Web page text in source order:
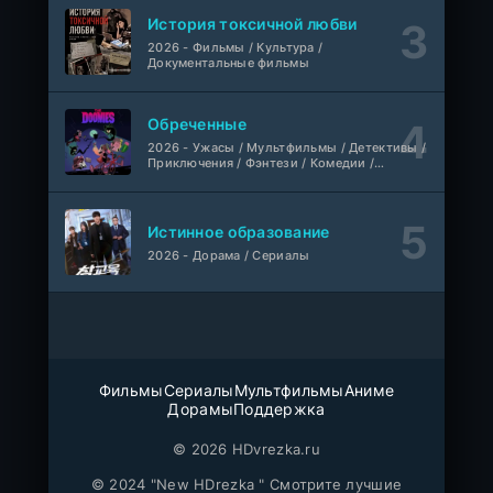
Связанные судьбой
1 сезон
Мыльные оперы Турции, AlisaDirilis, Субтитры
Шатёр чародея
1 сезон
1-6 серия
Дубляж
История токсичной любви
2026 - Фильмы / Культура /
Документальные фильмы
Обреченные
2026 - Ужасы / Мультфильмы / Детективы /
Приключения / Фэнтези / Комедии /
Истинное образование
2026 - Дорама / Сериалы
ФильмыСериалыМультфильмыАниме
ДорамыПоддержка
© 2026 HDvrezka.ru
© 2024 "New HDrezka " Смотрите лучшие